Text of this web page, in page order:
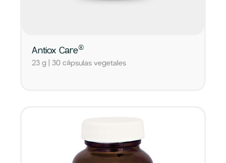
Antiox Care®
23 g | 30 cápsulas vegetales